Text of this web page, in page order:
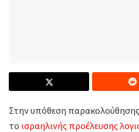
Στην υπόθεση
το ισραηλινής προέλευσης